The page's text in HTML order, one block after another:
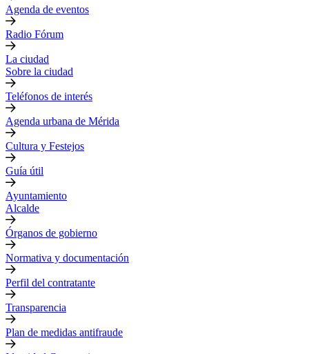
Agenda de eventos
Radio Fórum
La ciudad
Sobre la ciudad
Teléfonos de interés
Agenda urbana de Mérida
Cultura y Festejos
Guía útil
Ayuntamiento
Alcalde
Órganos de gobierno
Normativa y documentación
Perfil del contratante
Transparencia
Plan de medidas antifraude